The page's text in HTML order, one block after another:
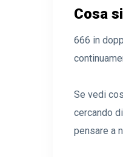
Cosa
666 in
Se vedi
cercando
pensare a